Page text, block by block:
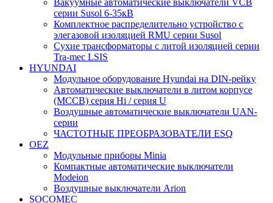
Вакуумные автоматические выключатели VCB
серии Susol 6-35кВ
Комплектное распределительно устройство с
элегазовой изоляцией RMU серии Susol
Сухие трансформаторы с литой изоляцией серии
Tra-mec LSIS
HYUNDAI
Модульное оборудование Hyundai на DIN-рейку
Автоматические выключатели в литом корпусе
(МССВ) серия Hi / серия U
Воздушные автоматические выключатели UAN-
серии
ЧАСТОТНЫЕ ПРЕОБРАЗОВАТЕЛИ ESQ
OEZ
Модульные приборы Minia
Компактные автоматические выключатели
Modeion
Воздушные выключатели Arion
SOCOMEC